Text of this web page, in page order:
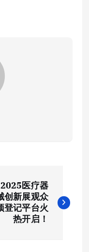
2025医疗器
创新展观众
登记平台火
热开启！